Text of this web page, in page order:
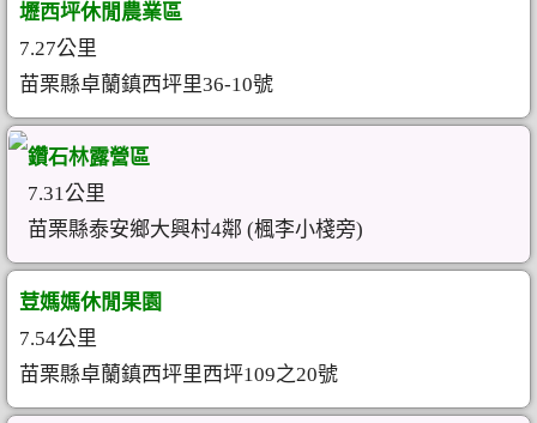
壢西坪休閒農業區
7.27公里
苗栗縣卓蘭鎮西坪里36-10號
鑽石林露營區
7.31公里
苗栗縣泰安鄉大興村4鄰 (楓李小棧旁)
荳媽媽休閒果園
7.54公里
苗栗縣卓蘭鎮西坪里西坪109之20號